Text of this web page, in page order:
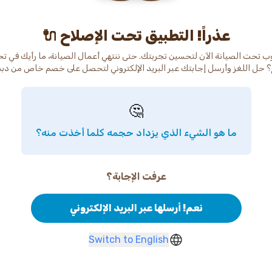
عذراً! التطبيق تحت الإصلاح 🔌
تحت الصيانة الآن لتحسين تجربتك. حتى ننتهي أعمال الصيانة، ما رأيك في
حل اللغز وأرسل إجابتك عبر البريد الإلكتروني لتحصل على خصم خاص من
🤔
ما هو الشيء الذي يزداد حجمه كلما أخذت منه؟
عرفت الإجابة؟
نعم! أرسلها عبر البريد الإلكتروني
Switch to English